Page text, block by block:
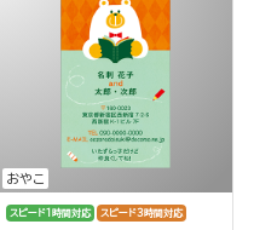
おやこ
スピード1時間対応 スピード3時間対応